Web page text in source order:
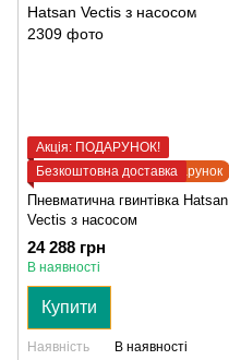
Подарунок
Акція: ПОДАРУНОК!
Безкоштовна доставка
Пневматична гвинтівка Hatsan
Vectis з насосом
24 288 грн
В наявності
Купити
Наявність
В наявності